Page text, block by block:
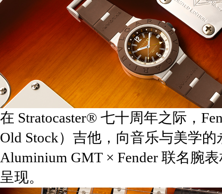
在 Stratocaster® 七十周年之际，
Old Stock）吉他，向音乐与美学
Aluminium GMT × Fender 联名腕
呈现。